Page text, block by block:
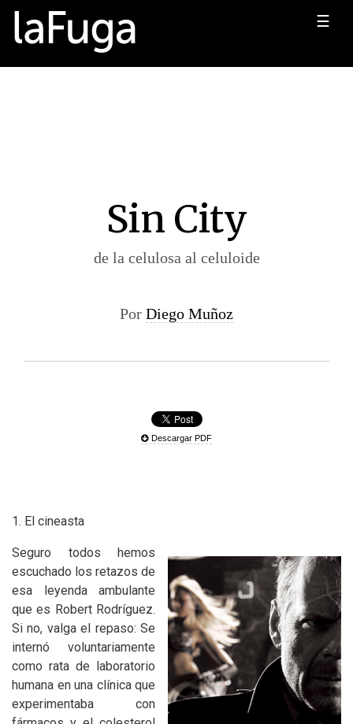
☰
Sin City
de la celulosa al celuloide
Por Diego Muñoz
Descargar PDF
1. El cineasta
Seguro todos hemos
escuchado los retazos de
esa leyenda ambulante
que es Robert Rodríguez.
Si no, valga el repaso: Se
internó voluntariamente
como rata de laboratorio
humana en una clínica que
experimentaba con